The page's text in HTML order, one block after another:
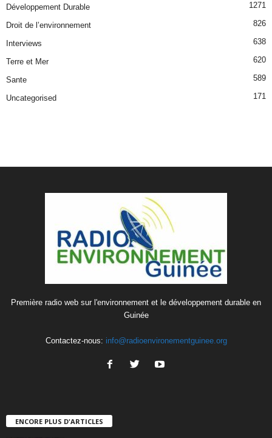
Développement Durable 1271
Droit de l’environnement 826
Interviews 638
Terre et Mer 620
Sante 589
Uncategorised 171
Première radio web sur l'environnement et le développement durable en
Guinée
Contactez-nous: info@radioenvironementguinee.org
ENCORE PLUS D'ARTICLES